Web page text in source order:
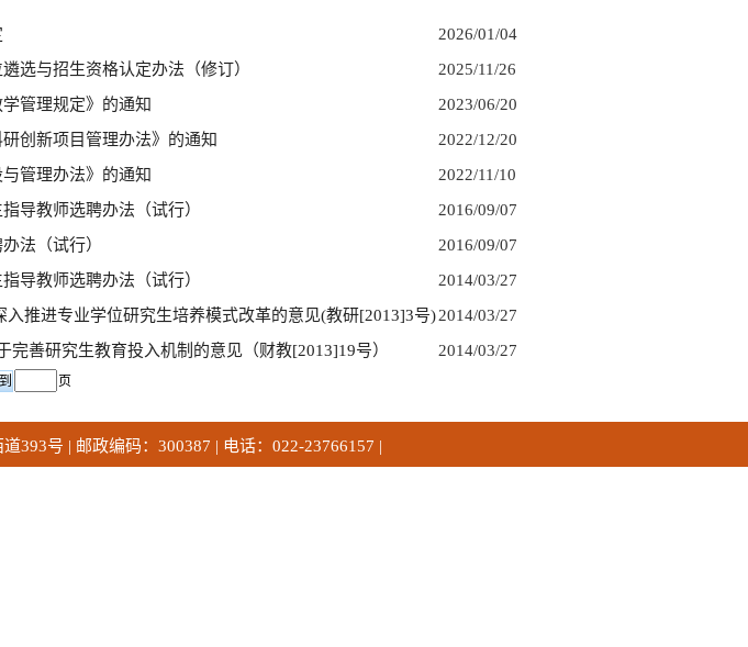
2026/01/04
选与招生资格认定办法（修订） 2025/11/26
管理规定》的通知 2023/06/20
创新项目管理办法》的通知 2022/12/20
管理办法》的通知 2022/11/10
导教师选聘办法（试行） 2016/09/07
法（试行） 2016/09/07
导教师选聘办法（试行） 2014/03/27
推进专业学位研究生培养模式改革的意见(教研[2013]3号)2014/03/27
完善研究生教育投入机制的意见（财教[2013]19号） 2014/03/27
页
393号 | 邮政编码：300387 | 电话：022-23766157 |